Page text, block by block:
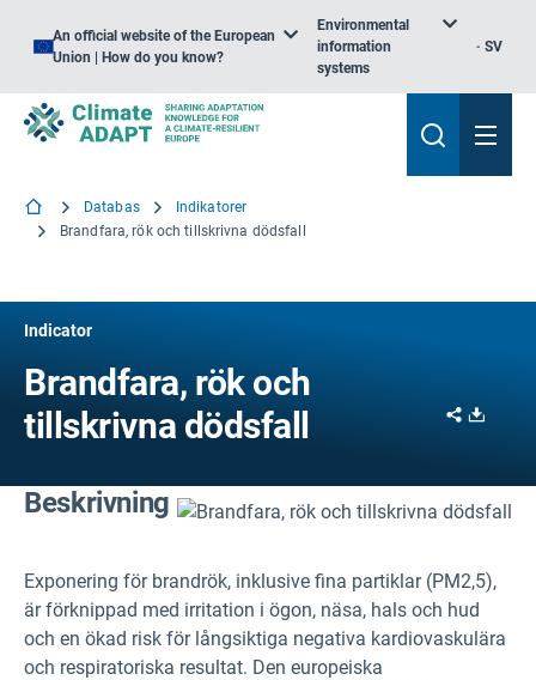
An official website of the European
Union | How do you know?
Environmental
information
systems
SV
Databas
Indikatorer
Brandfara, rök och tillskrivna dödsfall
Indicator
Brandfara, rök och
tillskrivna dödsfall
Share
Beskrivning
Exponering för brandrök, inklusive fina partiklar (PM2,5),
är förknippad med irritation i ögon, näsa, hals och hud
och en ökad risk för långsiktiga negativa kardiovaskulära
och respiratoriska resultat. Den europeiska